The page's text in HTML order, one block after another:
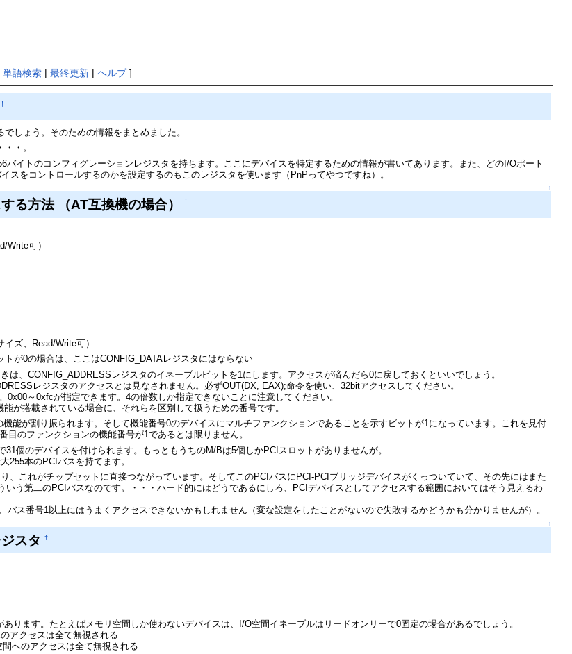
単語検索| 最終更新| ヘルプ]
†
しょう。そのための情報をまとめました。
・。
イトのコンフィグレーションレジスタを持ちます。ここにデバイスを特定するための情報が書いてあります。また、どのI/Oポート
スをコントロールするのかを設定するのもこのレジスタを使います（PnPってやつですね）。
↑
る方法 （AT互換機の場合）†
Write可）
ズ、Read/Write可）
が0の場合は、ここはCONFIG_DATAレジスタにはならない
は、CONFIG_ADDRESSレジスタのイネーブルビットを1にします。アクセスが済んだら0に戻しておくといいでしょう。
レジスタのアクセスとは見なされません。必ずOUT(DX, EAX);命令を使い、32bitアクセスしてください。
～0xfcが指定できます。4の倍数しか指定できないことに注意してください。
が搭載されている場合に、それらを区別して扱うための番号です。
能が割り振られます。そして機能番号0のデバイスにマルチファンクションであることを示すビットが1になっています。これを見付
のファンクションの機能番号が1であるとは限りません。
個のデバイスを付けられます。もっともうちのM/Bは5個しかPCIスロットがありませんが。
255本のPCIバスを持てます。
、これがチップセットに直接つながっています。そしてこのPCIバスにPCI-PCIブリッジデバイスがくっついていて、その先にはまた
う第二のPCIバスなのです。・・・ハード的にはどうであるにしろ、PCIデバイスとしてアクセスする範囲においてはそう見えるわ
バス番号1以上にはうまくアクセスできないかもしれません（変な設定をしたことがないので失敗するかどうかも分かりませんが）。
↑
ジスタ†
ります。たとえばメモリ空間しか使わないデバイスは、I/O空間イネーブルはリードオンリーで0固定の場合があるでしょう。
アクセスは全て無視される
へのアクセスは全て無視される